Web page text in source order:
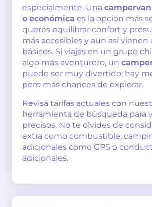
especialmente. Una
o económica es la opción más
querés equilibrar confort y
más accesibles y aun así vienen
básicos. Si viajás en un grupo
algo más aventurero, un
puede ser muy divertido: hay
pero más chances de explorar.
Revisá tarifas actuales con
herramienta de búsqueda para
precisos. No te olvides de
extra como combustible,
adicionales como GPS o
adicionales.